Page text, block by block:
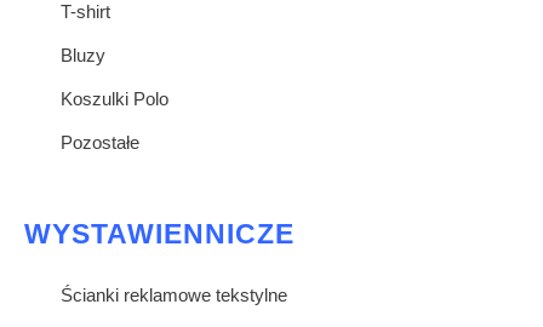
T-shirt
Bluzy
Koszulki Polo
Pozostałe
WYSTAWIENNICZE
Ścianki reklamowe tekstylne